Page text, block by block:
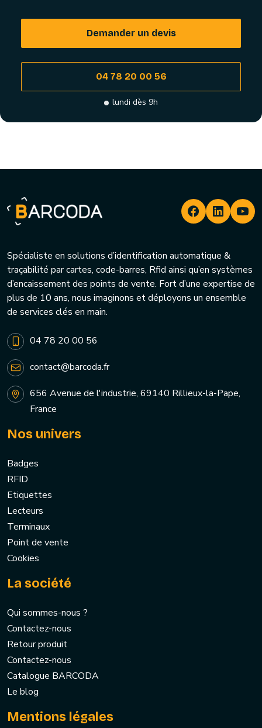
Demander un devis
04 78 20 00 56
lundi dès 9h
Spécialiste en solutions d’identification automatique &
traçabilité par cartes, code-barres, Rfid ainsi qu’en systèmes
d’encaissement des points de vente. Fort d’une expertise de
plus de 10 ans, nous imaginons et déployons un ensemble
de services clés en main.
04 78 20 00 56
contact@barcoda.fr
656 Avenue de l'industrie, 69140 Rillieux-la-Pape,
France
Nos univers
Badges
RFID
Etiquettes
Lecteurs
Terminaux
Point de vente
Cookies
La société
Qui sommes-nous ?
Contactez-nous
Retour produit
Contactez-nous
Catalogue BARCODA
Le blog
Mentions légales